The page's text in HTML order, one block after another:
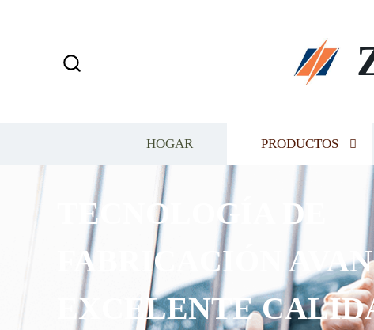
HOGAR PRODUCTOS
TECNOLOGÍA DE
FABRICACIÓN
EXCELENTE CALIDAD